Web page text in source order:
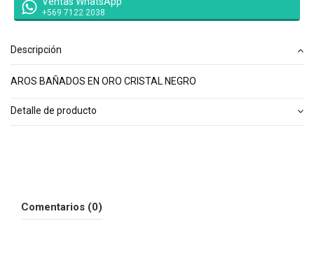
+569 7122 2038
Descripción
AROS BAÑADOS EN ORO CRISTAL NEGRO
Detalle de producto
Comentarios (0)